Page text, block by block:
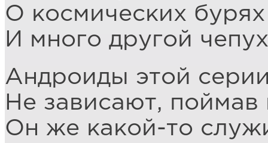
О космических
И много другой
Андроиды этой
Не зависают, поймав
Он же какой-то